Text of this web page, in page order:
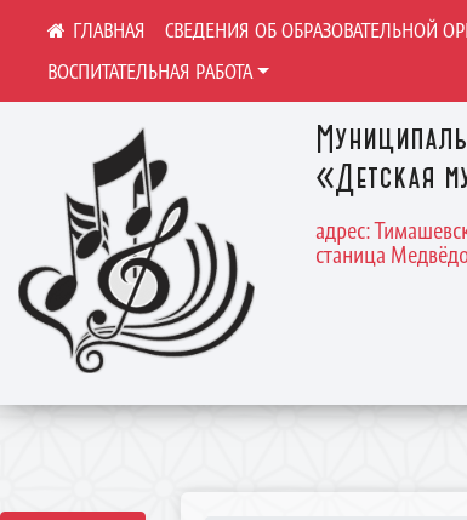
«Детская
адрес:
станица
СВЕДЕНИЯ ОБ ОБРАЗОВАТЕЛЬНОЙ
ВОСПИТАТЕЛЬНАЯ РАБОТА